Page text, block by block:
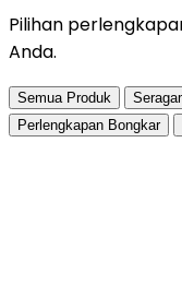
Pilihan
Anda.
Semua Produk
Perlengkapan Bongkar